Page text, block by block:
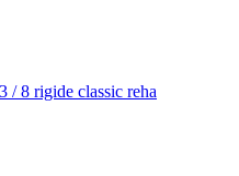
/ 8 rigide classic reha